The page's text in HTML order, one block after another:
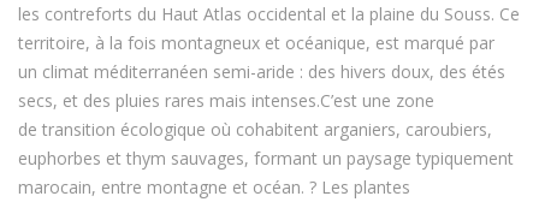
les contreforts du Haut Atlas occidental et la plaine du Souss. Ce
territoire, à la fois montagneux et océanique, est marqué par
un climat méditerranéen semi-aride : des hivers doux, des étés
secs, et des pluies rares mais intenses.C’est une zone
de transition écologique où cohabitent arganiers, caroubiers,
euphorbes et thym sauvages, formant un paysage typiquement
marocain, entre montagne et océan. ? Les plantes